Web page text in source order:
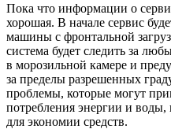
Пока что информации о
хорошая. В начале сервис
машины с фронтальной
система будет следить за
в морозильной камере и
за пределы разрешенных
проблемы, которые могут
потребления энергии и воды,
для экономии средств.